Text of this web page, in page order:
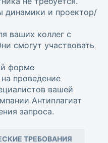
динамики и проектор/
ваших коллег с
смогут участвовать
форме
на проведение
вашей
Антиплагиат
запроса.
ТРЕБОВАНИЯ